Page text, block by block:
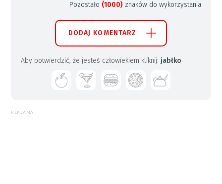
Pozostało (1000) znaków do wykorzystania
DODAJ KOMENTARZ
Aby potwierdzić, że jesteś człowiekiem kliknij:jabłko
REKLAMA